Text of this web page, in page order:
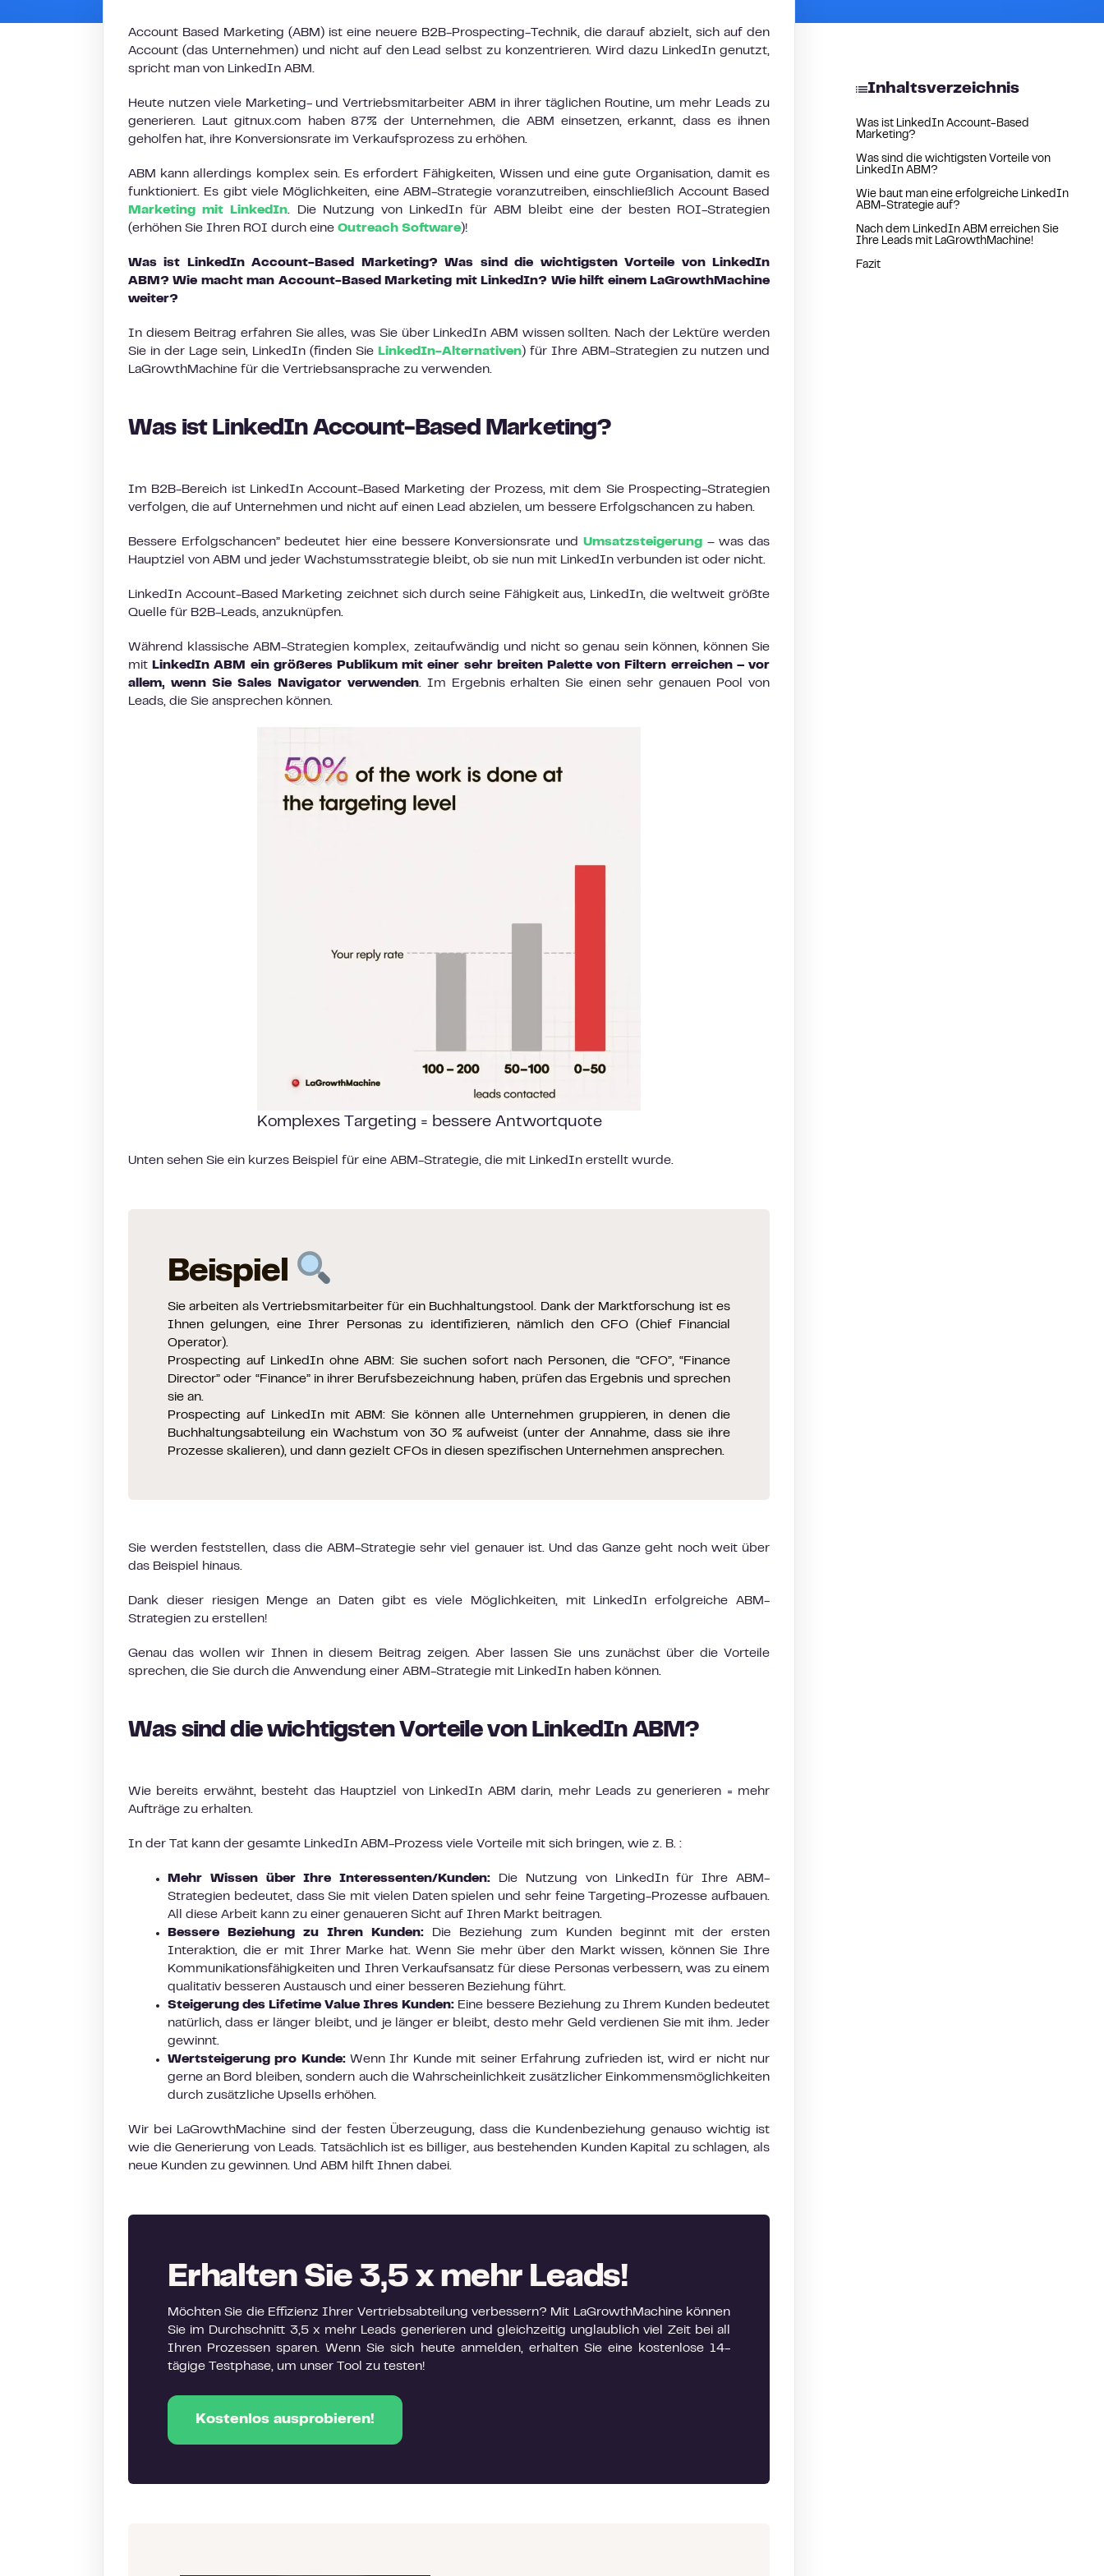
Inhaltsverzeichnis
Was ist LinkedIn Account-Based
Marketing?
Was sind die wichtigsten Vorteile von
LinkedIn ABM?
Wie baut man eine erfolgreiche LinkedIn
ABM-Strategie auf?
Nach dem LinkedIn ABM erreichen Sie
Ihre Leads mit LaGrowthMachine!
Fazit
Account Based Marketing (ABM) ist eine neuere B2B-Prospecting-Technik, die darauf abzielt, sich auf den
Account (das Unternehmen) und nicht auf den Lead selbst zu konzentrieren. Wird dazu LinkedIn genutzt,
spricht man von LinkedIn ABM.
Heute nutzen viele Marketing- und Vertriebsmitarbeiter ABM in ihrer täglichen Routine, um mehr Leads zu
generieren. Laut gitnux.com haben 87% der Unternehmen, die ABM einsetzen, erkannt, dass es ihnen
geholfen hat, ihre Konversionsrate im Verkaufsprozess zu erhöhen.
ABM kann allerdings komplex sein. Es erfordert Fähigkeiten, Wissen und eine gute Organisation, damit es
funktioniert. Es gibt viele Möglichkeiten, eine ABM-Strategie voranzutreiben, einschließlich Account Based
Marketing mit LinkedIn. Die Nutzung von LinkedIn für ABM bleibt eine der besten ROI-Strategien
(erhöhen Sie Ihren ROI durch eine Outreach Software)!
Was ist LinkedIn Account-Based Marketing? Was sind die wichtigsten Vorteile von LinkedIn
ABM? Wie macht man Account-Based Marketing mit LinkedIn? Wie hilft einem LaGrowthMachine
weiter?
In diesem Beitrag erfahren Sie alles, was Sie über LinkedIn ABM wissen sollten. Nach der Lektüre werden
Sie in der Lage sein, LinkedIn (finden Sie LinkedIn-Alternativen) für Ihre ABM-Strategien zu nutzen und
LaGrowthMachine für die Vertriebsansprache zu verwenden.
Was ist LinkedIn Account-Based Marketing?
Im B2B-Bereich ist LinkedIn Account-Based Marketing der Prozess, mit dem Sie Prospecting-Strategien
verfolgen, die auf Unternehmen und nicht auf einen Lead abzielen, um bessere Erfolgschancen zu haben.
Bessere Erfolgschancen” bedeutet hier eine bessere Konversionsrate und Umsatzsteigerung– was das
Hauptziel von ABM und jeder Wachstumsstrategie bleibt, ob sie nun mit LinkedIn verbunden ist oder nicht.
LinkedIn Account-Based Marketing zeichnet sich durch seine Fähigkeit aus, LinkedIn, die weltweit größte
Quelle für B2B-Leads, anzuknüpfen.
Während klassische ABM-Strategien komplex, zeitaufwändig und nicht so genau sein können, können Sie
mit LinkedIn ABM ein größeres Publikum mit einer sehr breiten Palette von Filtern erreichen – vor
allem, wenn Sie Sales Navigator verwenden. Im Ergebnis erhalten Sie einen sehr genauen Pool von
Leads, die Sie ansprechen können.
Komplexes Targeting = bessere Antwortquote
Unten sehen Sie ein kurzes Beispiel für eine ABM-Strategie, die mit LinkedIn erstellt wurde.
Beispiel
Sie arbeiten als Vertriebsmitarbeiter für ein Buchhaltungstool. Dank der Marktforschung ist es
Ihnen gelungen, eine Ihrer Personas zu identifizieren, nämlich den CFO (Chief Financial
Operator).
Prospecting auf LinkedIn ohne ABM: Sie suchen sofort nach Personen, die “CFO”, “Finance
Director” oder “Finance” in ihrer Berufsbezeichnung haben, prüfen das Ergebnis und sprechen
sie an.
Prospecting auf LinkedIn mit ABM: Sie können alle Unternehmen gruppieren, in denen die
Buchhaltungsabteilung ein Wachstum von 30 % aufweist (unter der Annahme, dass sie ihre
Prozesse skalieren), und dann gezielt CFOs in diesen spezifischen Unternehmen ansprechen.
Sie werden feststellen, dass die ABM-Strategie sehr viel genauer ist. Und das Ganze geht noch weit über
das Beispiel hinaus.
Dank dieser riesigen Menge an Daten gibt es viele Möglichkeiten, mit LinkedIn erfolgreiche ABM-
Strategien zu erstellen!
Genau das wollen wir Ihnen in diesem Beitrag zeigen. Aber lassen Sie uns zunächst über die Vorteile
sprechen, die Sie durch die Anwendung einer ABM-Strategie mit LinkedIn haben können.
Was sind die wichtigsten Vorteile von LinkedIn ABM?
Wie bereits erwähnt, besteht das Hauptziel von LinkedIn ABM darin, mehr Leads zu generieren = mehr
Aufträge zu erhalten.
In der Tat kann der gesamte LinkedIn ABM-Prozess viele Vorteile mit sich bringen, wie z. B. :
Mehr Wissen über Ihre Interessenten/Kunden:
Die Nutzung von LinkedIn für Ihre ABM-
Strategien bedeutet, dass Sie mit vielen Daten spielen und sehr feine Targeting-Prozesse aufbauen.
All diese Arbeit kann zu einer genaueren Sicht auf Ihren Markt beitragen.
Bessere Beziehung zu Ihren Kunden:
Die Beziehung zum Kunden beginnt mit der ersten
Interaktion, die er mit Ihrer Marke hat. Wenn Sie mehr über den Markt wissen, können Sie Ihre
Kommunikationsfähigkeiten und Ihren Verkaufsansatz für diese Personas verbessern, was zu einem
qualitativ besseren Austausch und einer besseren Beziehung führt.
Steigerung des Lifetime Value Ihres Kunden: Eine bessere Beziehung zu Ihrem Kunden bedeutet
natürlich, dass er länger bleibt, und je länger er bleibt, desto mehr Geld verdienen Sie mit ihm. Jeder
gewinnt.
Wertsteigerung pro Kunde:Wenn Ihr Kunde mit seiner Erfahrung zufrieden ist, wird er nicht nur
gerne an Bord bleiben, sondern auch die Wahrscheinlichkeit zusätzlicher Einkommensmöglichkeiten
durch zusätzliche Upsells erhöhen.
Wir bei LaGrowthMachine sind der festen Überzeugung, dass die Kundenbeziehung genauso wichtig ist
wie die Generierung von Leads. Tatsächlich ist es billiger, aus bestehenden Kunden Kapital zu schlagen, als
neue Kunden zu gewinnen. Und ABM hilft Ihnen dabei.
Erhalten Sie 3,5 x mehr Leads!
Möchten Sie die Effizienz Ihrer Vertriebsabteilung verbessern? Mit LaGrowthMachine können
Sie im Durchschnitt 3,5 x mehr Leads generieren und gleichzeitig unglaublich viel Zeit bei all
Ihren Prozessen sparen. Wenn Sie sich heute anmelden, erhalten Sie eine kostenlose 14-
tägige Testphase, um unser Tool zu testen!
Kostenlos ausprobieren!